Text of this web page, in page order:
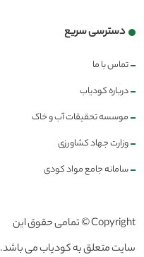
دسترسی سریع
تماس با ما
درباره کودیاب
موسسه تحقیقات آب و خاک
وزارت جهاد کشاورزی
سامانه جامع مواد کودی
Copyright © تمامی حقوق این
سایت متعلق به کودیاب می باشد.